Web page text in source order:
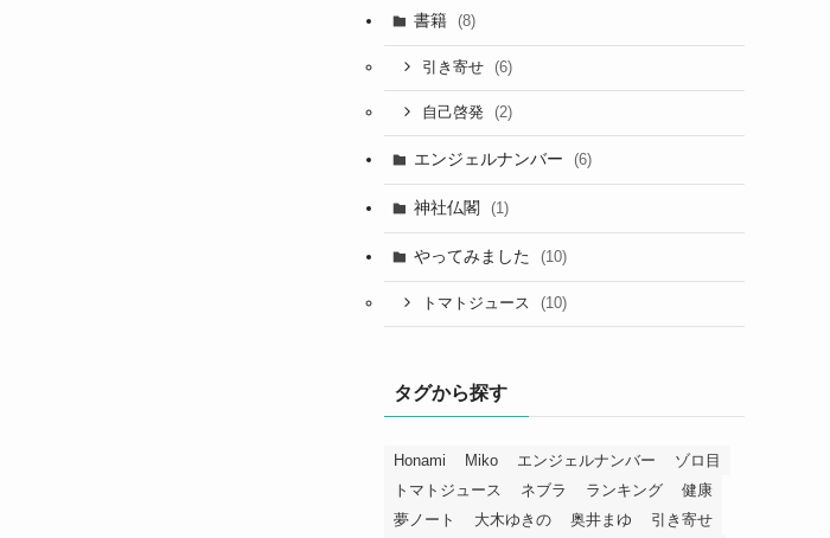
書籍 (8)
引き寄せ (6)
自己啓発 (2)
エンジェルナンバー (6)
神社仏閣 (1)
やってみました (10)
トマトジュース (10)
タグから探す
Honami Miko エンジェルナンバー
ゾロ目
トマトジュース
ネブラ ランキング
健康
夢ノート
大木ゆきの 奥井まゆ
引き寄せ